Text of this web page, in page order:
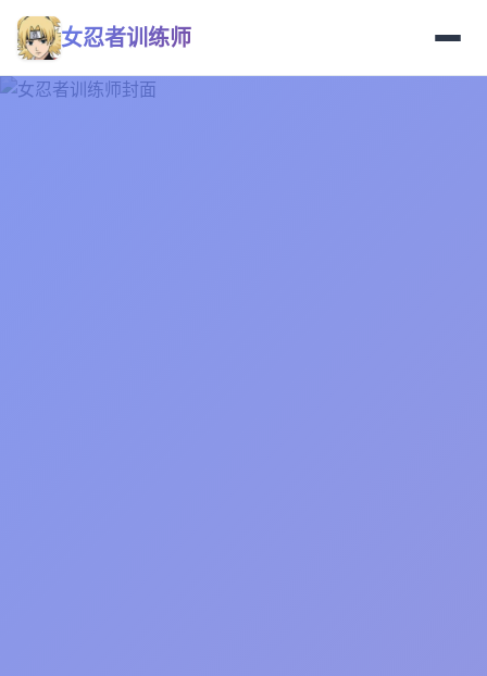
女忍者训练师